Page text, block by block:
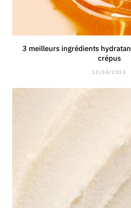
3 meilleurs ingrédients
crépus
12/06/2023